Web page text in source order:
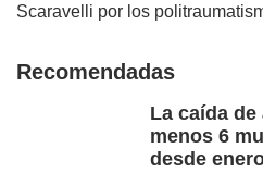
Scaravelli por los
Recomendadas
La caída
menos 6
desde